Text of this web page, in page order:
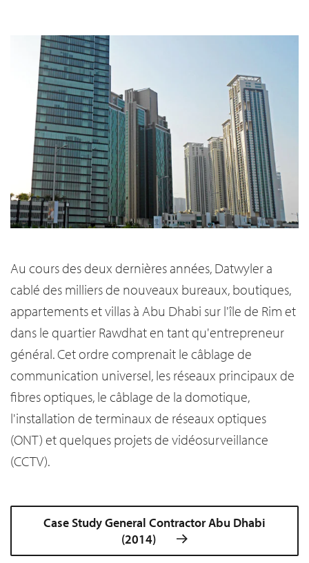
Au cours des deux dernières années, Datwyler a
cablé des milliers de nouveaux bureaux, boutiques,
appartements et villas à Abu Dhabi sur l'île de Rim et
dans le quartier Rawdhat en tant qu'entrepreneur
général. Cet ordre comprenait le câblage de
communication universel, les réseaux principaux de
fibres optiques, le câblage de la domotique,
l'installation de terminaux de réseaux optiques
(ONT) et quelques projets de vidéosurveillance
(CCTV).
Case Study General Contractor Abu Dhabi
(2014)